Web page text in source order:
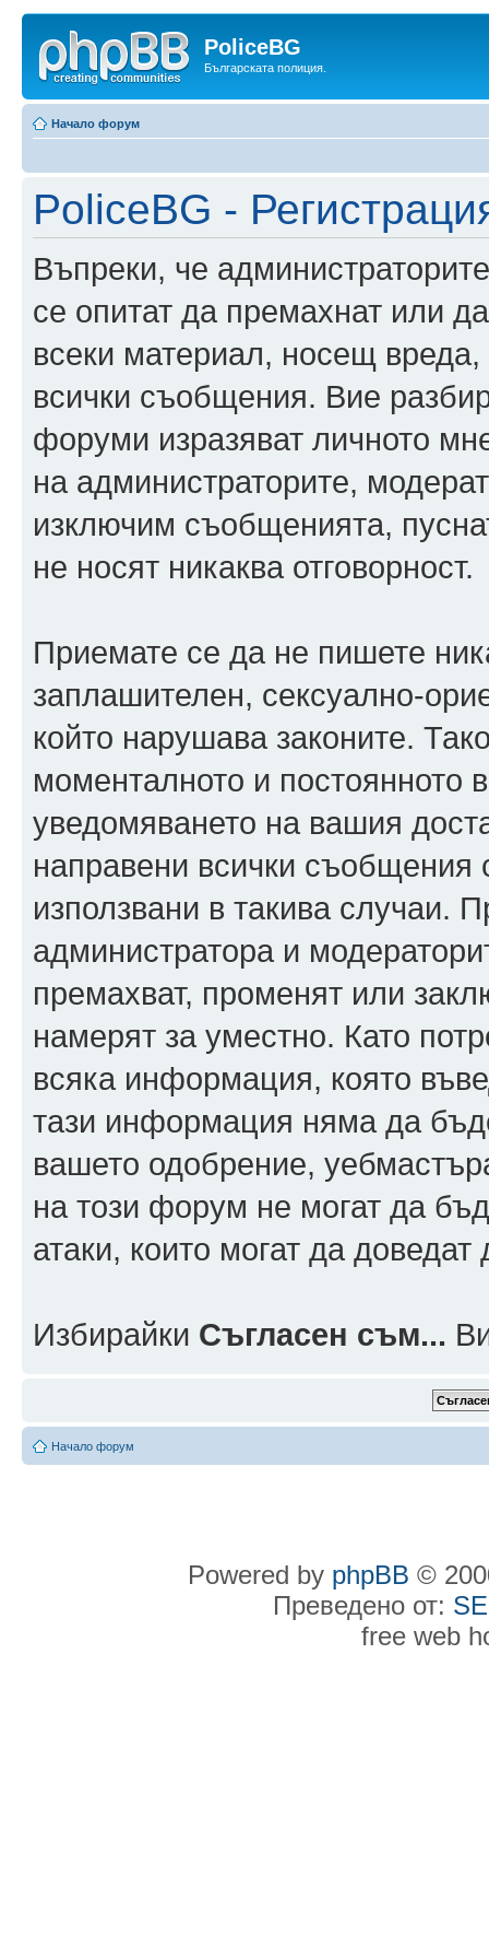
PoliceBG
Българската полиция.
Начало форум
PoliceBG -
Въпреки, че
се опитат да премахнат или
всеки материал, носещ
всички съобщения. Вие
форуми изразяват личното
на администраторите,
изключим съобщенията,
не носят никаква отговорност.
Приемате се да не пишете
заплашителен, сексуално-
който нарушава законите.
моменталното и постоянното
уведомяването на вашия
направени всички съобщения
използвани в такива случаи.
администратора и
премахват, променят или
намерят за уместно. Като
всяка информация, която
тази информация няма да
вашето одобрение,
на този форум не могат да
атаки, които могат да
Избирайки Съгласен съм...
Начало форум
Powered by phpBB ©
Преведено от:
free web